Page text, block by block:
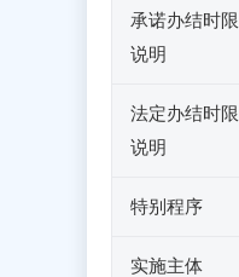
承诺办结时限
说明
法定办结时限
说明
特别程序
实施主体